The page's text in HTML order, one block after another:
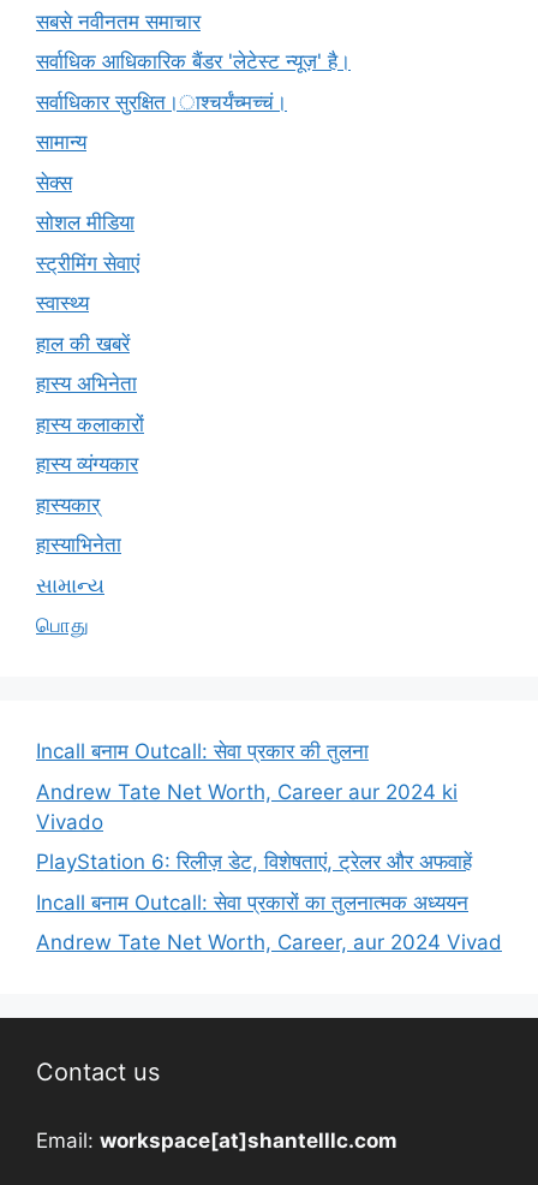
सबसे नवीनतम समाचार
सर्वाधिक आधिकारिक बैंडर 'लेटेस्ट न्यूज़' है।
सर्वाधिकार सुरक्षित।ाश्चर्यंच्मच्चं।
सामान्य
सेक्स
सोशल मीडिया
स्ट्रीमिंग सेवाएं
स्वास्थ्य
हाल की खबरें
हास्य अभिनेता
हास्य कलाकारों
हास्य व्यंग्यकार
हास्यकार्
हास्याभिनेता
સામાન્ય
பொது
Incall बनाम Outcall: सेवा प्रकार की तुलना
Andrew Tate Net Worth, Career aur 2024 ki
Vivado
PlayStation 6: रिलीज़ डेट, विशेषताएं, ट्रेलर और अफवाहें
Incall बनाम Outcall: सेवा प्रकारों का तुलनात्मक अध्ययन
Andrew Tate Net Worth, Career, aur 2024 Vivad
Contact us
Email: workspace[at]shantelllc.com